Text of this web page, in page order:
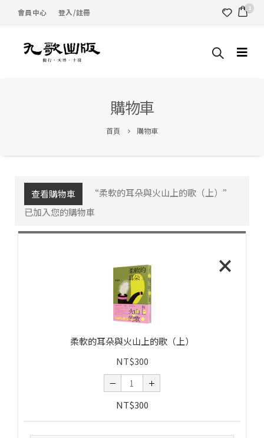
會員中心 登入/註冊 1
購物車
首頁 購物車
查看購物車
“柔軟的耳朵與火山上的歌（上）”
已加入您的購物車
×
柔軟的耳朵與火山上的歌（上）
NT$300
NT$300